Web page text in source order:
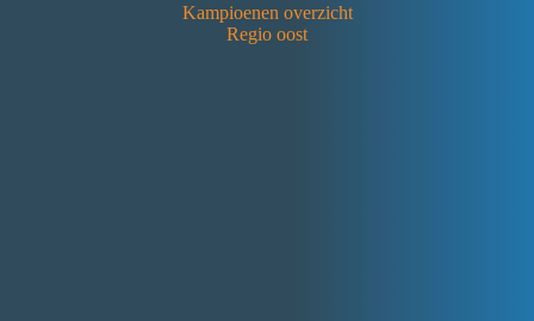
Kampioenen overzicht
Regio oost